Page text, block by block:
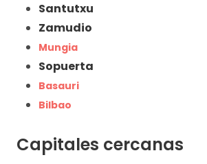
Santutxu
Zamudio
Mungia
Sopuerta
Basauri
Bilbao
Capitales cercanas